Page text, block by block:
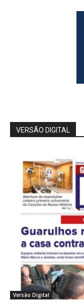
VERSÃO DIGITAL
Versão Digital